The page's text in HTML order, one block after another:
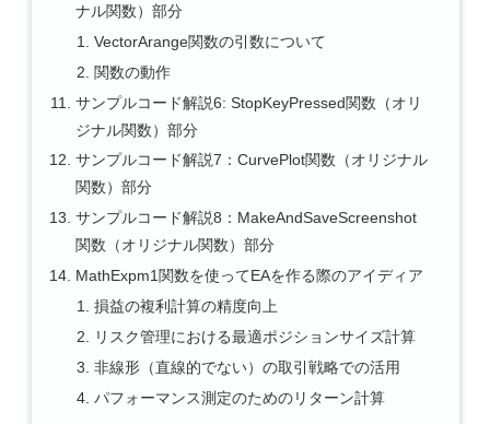
ナル関数）部分
VectorArange関数の引数について
関数の動作
サンプルコード解説6: StopKeyPressed関数（オリ
ジナル関数）部分
サンプルコード解説7：CurvePlot関数（オリジナル
関数）部分
サンプルコード解説8：MakeAndSaveScreenshot
関数（オリジナル関数）部分
MathExpm1関数を使ってEAを作る際のアイディア
損益の複利計算の精度向上
リスク管理における最適ポジションサイズ計算
非線形（直線的でない）の取引戦略での活用
パフォーマンス測定のためのリターン計算